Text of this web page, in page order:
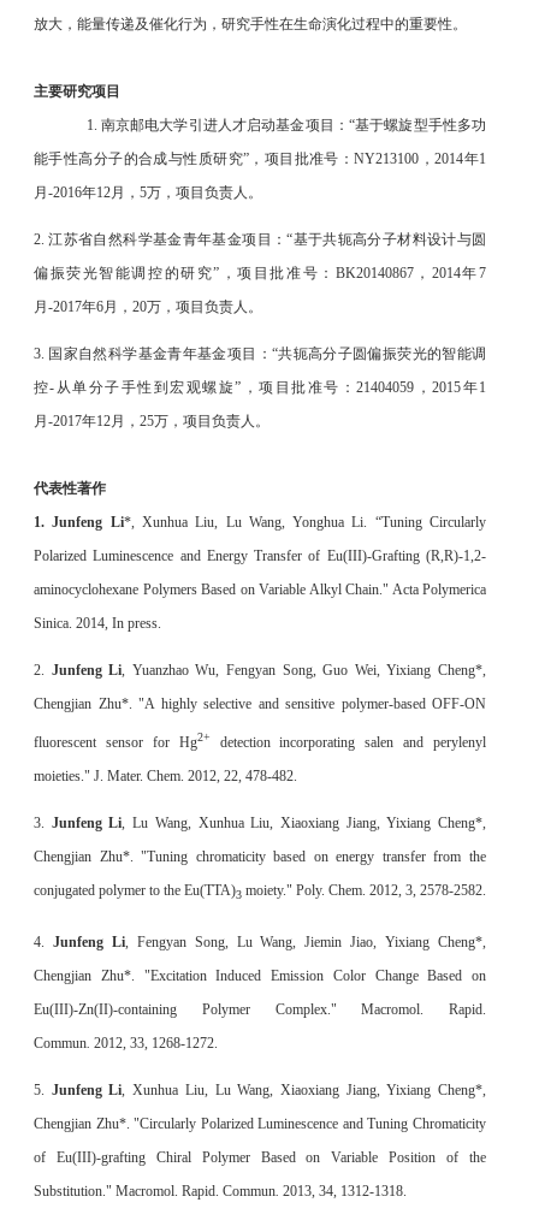
放大，能量传递及催化行为，研究手性在生命演化过程中的重要性。
主要研究项目
1. 南京邮电大学引进人才启动基金项目：“基于螺旋型手性多功
能手性高分子的合成与性质研究”，项目批准号：NY213100，2014年1
月-2016年12月，5万，项目负责人。
2. 江苏省自然科学基金青年基金项目：“基于共轭高分子材料设计与圆
偏振荧光智能调控的研究”，项目批准号：BK20140867，2014年7
月-2017年6月，20万，项目负责人。
3. 国家自然科学基金青年基金项目：“共轭高分子圆偏振荧光的智能调
控-从单分子手性到宏观螺旋”，项目批准号：21404059，2015年1
月-2017年12月，25万，项目负责人。
代表性著作
1. Junfeng Li*, Xunhua Liu, Lu Wang, Yonghua Li. “Tuning Circularly
Polarized Luminescence and Energy Transfer of Eu(III)-Grafting (R,R)-1,2-
aminocyclohexane Polymers Based on Variable Alkyl Chain." Acta Polymerica
Sinica. 2014, In press.
2. Junfeng Li , Yuanzhao Wu, Fengyan Song, Guo Wei, Yixiang Cheng*,
Chengjian Zhu*. "A highly selective and sensitive polymer-based OFF-ON
fluorescent sensor for Hg2+
detection incorporating salen and perylenyl
moieties." J. Mater. Chem. 2012, 22, 478-482.
3. Junfeng Li , Lu Wang, Xunhua Liu, Xiaoxiang Jiang, Yixiang Cheng*,
Chengjian Zhu*. "Tuning chromaticity based on energy transfer from the
conjugated polymer to the Eu(TTA)3 moiety." Poly. Chem. 2012, 3, 2578-2582.
4. Junfeng Li, Fengyan Song, Lu Wang, Jiemin Jiao, Yixiang Cheng*,
Chengjian Zhu*. "Excitation Induced Emission Color Change Based on
Eu(III)-Zn(II)-containing Polymer Complex." Macromol. Rapid.
Commun. 2012, 33, 1268-1272.
5. Junfeng Li, Xunhua Liu, Lu Wang, Xiaoxiang Jiang, Yixiang Cheng*,
Chengjian Zhu*. "Circularly Polarized Luminescence and Tuning Chromaticity
of Eu(III)-grafting Chiral Polymer Based on Variable Position of the
Substitution." Macromol. Rapid. Commun. 2013, 34, 1312-1318.